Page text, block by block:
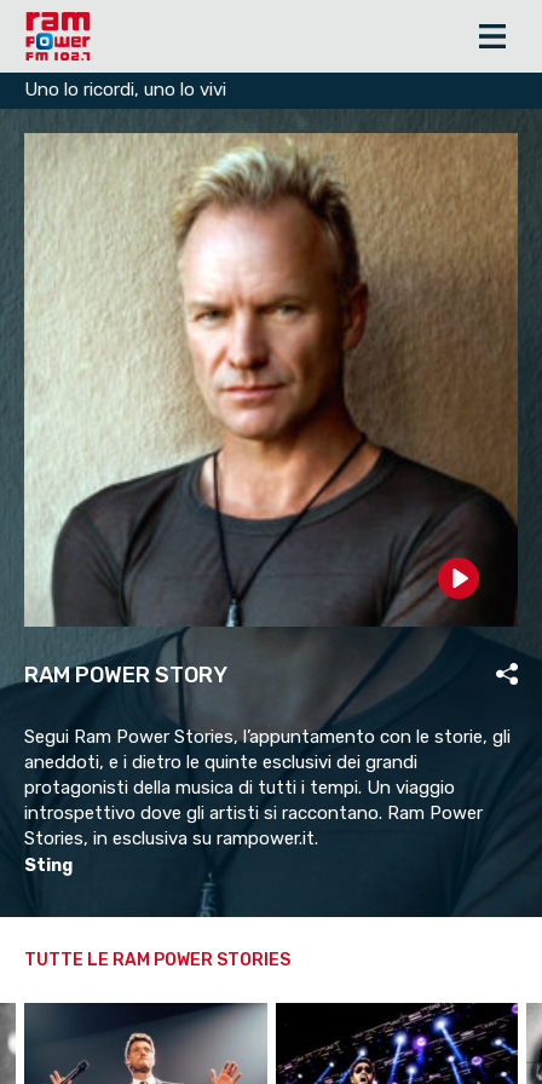
Uno lo ricordi, uno lo vivi
Play
RAM POWER STORY
Segui Ram Power Stories, l’appuntamento con le storie, gli
aneddoti, e i dietro le quinte esclusivi dei grandi
protagonisti della musica di tutti i tempi. Un viaggio
introspettivo dove gli artisti si raccontano. Ram Power
Stories, in esclusiva su rampower.it.
Sting
TUTTE LE RAM POWER STORIES